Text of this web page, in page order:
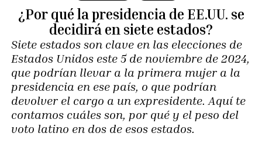
¿Por qué la presidencia de EE.UU. se
decidirá en siete estados?
Siete estados son clave en las elecciones de
Estados Unidos este 5 de noviembre de 2024,
que podrían llevar a la primera mujer a la
presidencia en ese país, o que podrían
devolver el cargo a un expresidente. Aquí te
contamos cuáles son, por qué y el peso del
voto latino en dos de esos estados.